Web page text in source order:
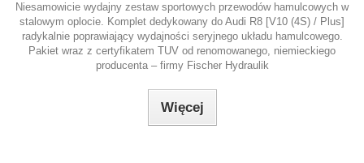
Niesamowicie wydajny zestaw sportowych przewodów hamulcowych w
stalowym oplocie. Komplet dedykowany do Audi R8 [V10 (4S) / Plus]
radykalnie poprawiający wydajności seryjnego układu hamulcowego.
Pakiet wraz z certyfikatem TUV od renomowanego, niemieckiego
producenta – firmy Fischer Hydraulik
Więcej